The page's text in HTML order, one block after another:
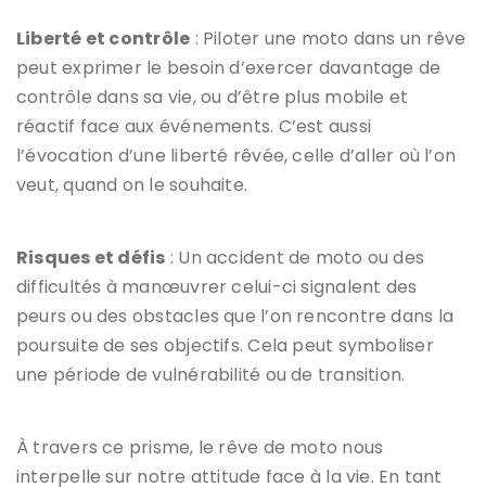
Liberté et contrôle : Piloter une moto dans un rêve
peut exprimer le besoin d’exercer davantage de
contrôle dans sa vie, ou d’être plus mobile et
réactif face aux événements. C’est aussi
l’évocation d’une liberté rêvée, celle d’aller où l’on
veut, quand on le souhaite.
Risques et défis : Un accident de moto ou des
difficultés à manœuvrer celui-ci signalent des
peurs ou des obstacles que l’on rencontre dans la
poursuite de ses objectifs. Cela peut symboliser
une période de vulnérabilité ou de transition.
À travers ce prisme, le rêve de moto nous
interpelle sur notre attitude face à la vie. En tant